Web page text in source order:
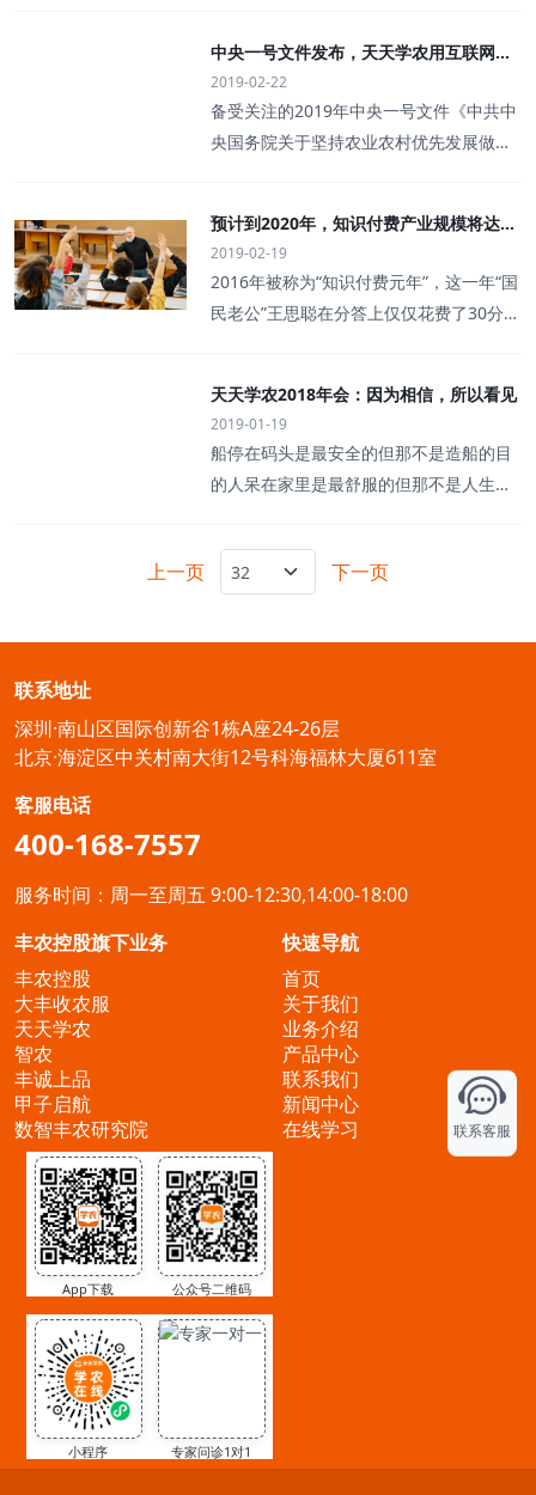
他也是天天学农平台最受欢迎的讲师之
一。▲课间
P，点击“视频学习”按钮，滑动顶部的菜单
栏找到“慕课”，点击“慕课”后会看到“理工
农医”栏目，点击这个栏目就可以看到排在
首位的“天天学农”，点击“天天学农”就能观
学习栏目的入口。目前，“学习强国
业中间环节，升级产品经营模式。因此，
互联网工具将在农业现代化进程中发挥引
领作用。 首先，在生产环节，互联网
可以实现农业生产的标准化。有人羡慕不
葡萄论个卖、草莓论颗卖，白菜半颗半颗
地卖等等。给这些高价农产品“撑腰”的正
是标准化。互联网技术的应用，可以从生
产环节彻底改造农业，使农业自动化、精
器实时采集光照、温度、湿度等参数及农
产品生长状况等信息
中央一号文件发布，天天学农用互联网农
技知识服务助力“三农”发展！
2019-02-22
备受关注的2019年中央一号文件《中共中
央国务院关于坚持农业农村优先发展做
以来第16个指导“三农”工作的中央一号文
件。助力精准脱贫、推动乡村振兴一直是
天天学农的发展目标，依托自身线上农技
知识传播模式优势与资源能力，天天学农
来“实施数字乡村战略”是《文件》中一个
非常引人注目的亮点，新时代的乡村需提
升农业发展质量，培育乡村发展新动能。
数字化是“互联网+农业”的终极变革模式。
史交汇期，实施数字乡村战略是历史与现
实的必然选择。“加快推进宽带网络向村庄
预计到2020年，知识付费产业规模将达到
235亿元
2019-02-19
2016年被称为“知识付费元年”，这一年“国
民老公”王思聪在分答上仅仅花费了30分钟
大众中去!如果说2016年是知识付费元年，
那么2017年则是知识付费的高速发展之
年。至2017年年底，国内知识付费产业规
模约为49.1亿元，同比增长近3倍，2018
20年，知识付费产业规模将达到235亿
元。未来三年知识付费产业链升级将为整
资”成为知识付费市场的关键词。仅仅是上
半年，
天天学农2018年会：因为相信，所以看见
2019-01-19
船停在码头是最安全的但那不是造船的目
的人呆在家里是最舒服的但那不是人生的
道合的人奔跑在理想的路上回头，有一路
的故事低头，有坚定的脚步 抬头，有清
年，天天学农完成3轮融资获得经纬中国、
拍摄课程与500多位专家老师达成合作完
成了5000多节课程制作服务超过100万用
次对学农的小伙伴们来说这是辛苦的一
上一页 下一页
联系客服
联系地址
深圳·南山区国际创新谷1栋A座24-26层
北京·海淀区中关村南大街12号科海福林大厦611室
客服电话
400-168-7557
服务时间：周一至周五 9:00-12:30,14:00-18:00
丰农控股旗下业务
丰农控股
大丰收农服
天天学农
智农
丰诚上品
甲子启航
数智丰农研究院
快速导航
首页
关于我们
业务介绍
产品中心
联系我们
新闻中心
在线学习
App下载 公众号二维码
小程序 专家问诊1对1